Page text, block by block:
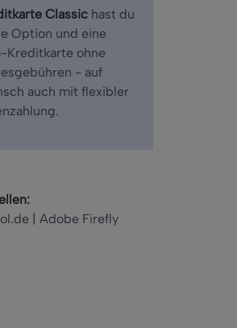
Classic hast du
Option und eine
Kreditkarte ohne
- auf
auch mit flexibler
| Adobe Firefly